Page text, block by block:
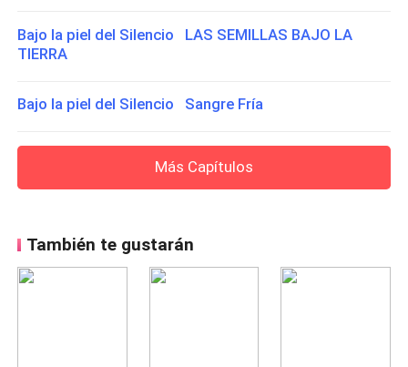
Bajo la piel del Silencio LAS SEMILLAS BAJO LA
TIERRA
Bajo la piel del Silencio Sangre Fría
Más Capítulos
También te gustarán